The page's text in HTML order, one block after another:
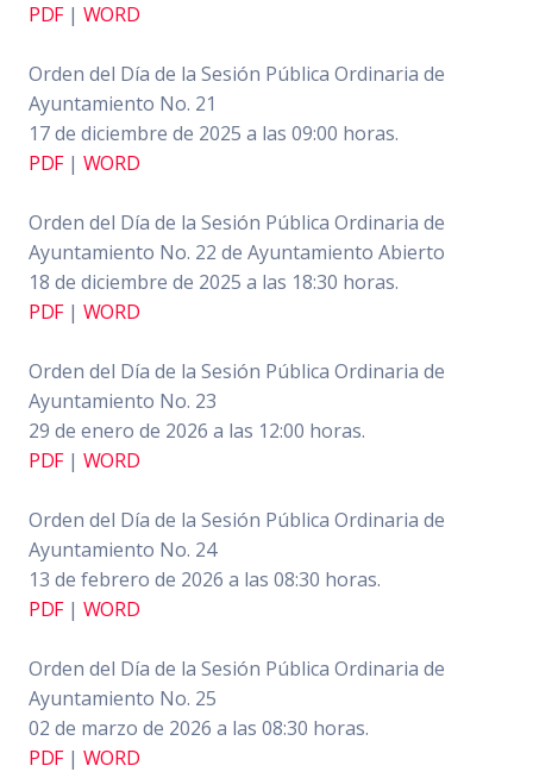
PDF| WORD
Orden del Día de la Sesión Pública Ordinaria de
Ayuntamiento No. 21
17 de diciembre de 2025 a las 09:00 horas.
PDF| WORD
Orden del Día de la Sesión Pública Ordinaria de
Ayuntamiento No. 22 de Ayuntamiento Abierto
18 de diciembre de 2025 a las 18:30 horas.
PDF| WORD
Orden del Día de la Sesión Pública Ordinaria de
Ayuntamiento No. 23
29 de enero de 2026 a las 12:00 horas.
PDF| WORD
Orden del Día de la Sesión Pública Ordinaria de
Ayuntamiento No. 24
13 de febrero de 2026 a las 08:30 horas.
PDF| WORD
Orden del Día de la Sesión Pública Ordinaria de
Ayuntamiento No. 25
02 de marzo de 2026 a las 08:30 horas.
PDF| WORD